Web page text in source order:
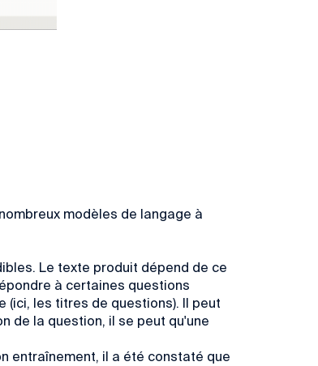
modèles de langage à
Le texte produit dépend de ce
à certaines questions
les titres de questions). Il peut
de la question, il se peut qu'une
entraînement, il a été constaté que